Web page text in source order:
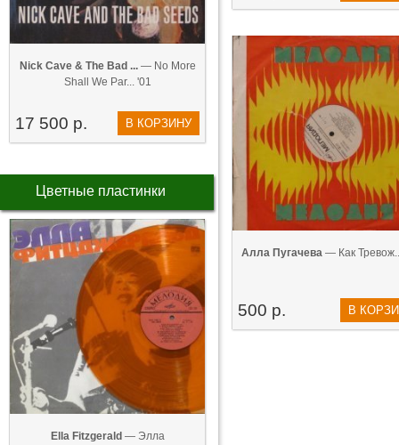
Nick Cave & The Bad ...— No More
Shall We Par... '01
17 500 р. В КОРЗИНУ
Цветные пластинки
Ella Fitzgerald — Элла
Алла Пугачева— Как
500 р. В